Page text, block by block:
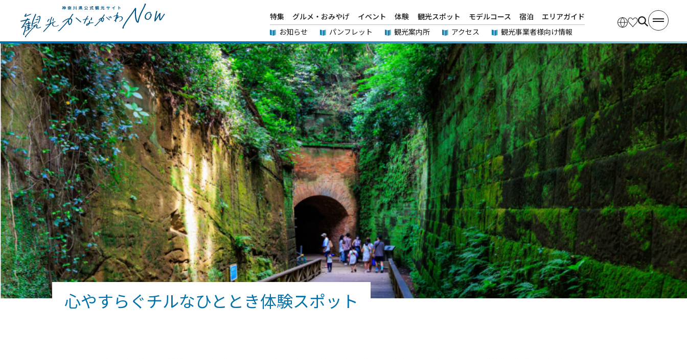
特集 グルメ・おみやげ イベント 体験 観光スポット モデルコース 宿泊
エリアガイド
お知らせ
パンフレット 観光案内所 アクセス 観光事業者様向け情報
心やすらぐチルなひととき体験スポット